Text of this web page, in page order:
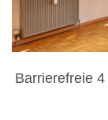
Barrierefreie